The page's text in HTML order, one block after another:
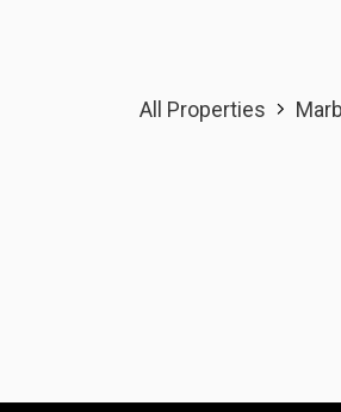
All Properties